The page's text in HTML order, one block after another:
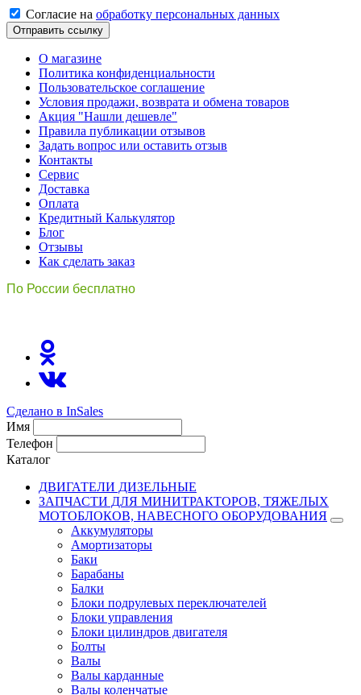
Cогласиe на обработку персональных данных
Отправить ссылку
О магазине
Политика конфиденциальности
Пользовательское соглашение
Условия продажи, возврата и обмена товаров
Акция "Нашли дешевле"
Правила публикации отзывов
Задать вопрос или оставить отзыв
Контакты
Сервис
Доставка
Оплата
Кредитный Калькулятор
Блог
Отзывы
Как сделать заказ
По России бесплатно
Сделано в InSales
Имя
Телефон
Каталог
ДВИГАТЕЛИ ДИЗЕЛЬНЫЕ
ЗАПЧАСТИ ДЛЯ МИНИТРАКТОРОВ, ТЯЖЕЛЫХ
МОТОБЛОКОВ, НАВЕСНОГО ОБОРУДОВАНИЯ
Аккумуляторы
Амортизаторы
Баки
Барабаны
Балки
Блоки подрулевых переключателей
Блоки управления
Блоки цилиндров двигателя
Болты
Валы
Валы карданные
Валы коленчатые